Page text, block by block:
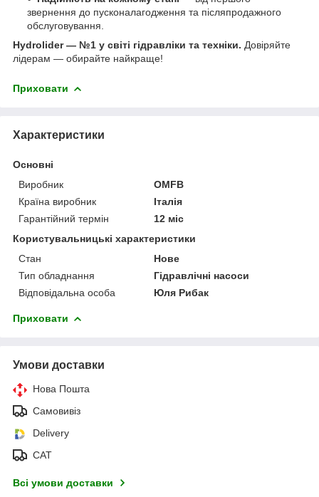
звернення до пусконалагодження та післяпродажного
обслуговування.
Hydrolider — №1 у світі гідравліки та техніки. Довіряйте
лідерам — обирайте найкраще!
Приховати
Характеристики
Основні
Виробник
OMFB
Країна виробник
Італія
Гарантійний термін
12 міс
Користувальницькі характеристики
Стан
Нове
Тип обладнання
Гідравлічні насоси
Відповідальна особа
Юля Рибак
Приховати
Умови доставки
Нова Пошта
Самовивіз
Delivery
САТ
Всі умови доставки